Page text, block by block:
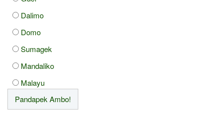
Dalimo
Domo
Sumagek
Mandaliko
Malayu